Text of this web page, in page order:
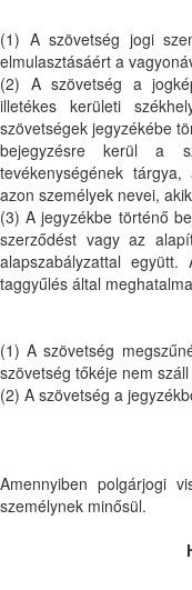
(1) A szövetség jogi
elmulasztásáért a
(2) A szövetség a
illetékes kerületi
szövetségek jegyzékébe
bejegyzésre kerül a
tevékenységének
azon személyek nevei,
(3) A jegyzékbe történő
szerződést vagy az
alapszabályzattal
taggyűlés által
(1) A szövetség
szövetség tőkéje nem
(2) A szövetség a
Amennyiben polgárjogi
személynek minősül.